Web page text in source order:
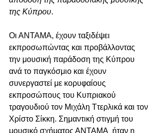
της Κύπρου.
Οι ΑΝΤΑΜΑ, έχουν ταξιδέψει
εκπροσωπώντας και προβάλλοντας
την μουσική παράδοση της Κύπρου
ανά το παγκόσμιο και έχουν
συνεργαστεί με κορυφαίους
εκπροσώπους του Κυπριακού
τραγουδιού τον Μιχάλη Ττερλικά και τον
Χρίστο Σίκκη. Σημαντική στιγμή του
μουσικό σχήματος ΑΝΤΑΜΑ  ήταν η